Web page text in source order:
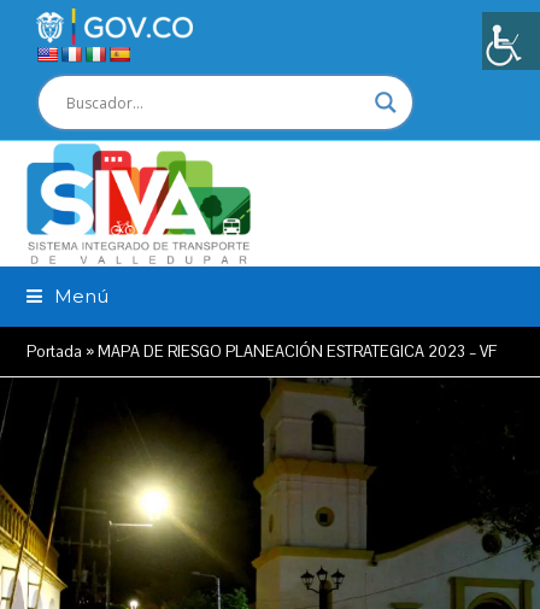
Menú
Portada »MAPA DE RIESGO PLANEACIÓN ESTRATEGICA 2023 – VF